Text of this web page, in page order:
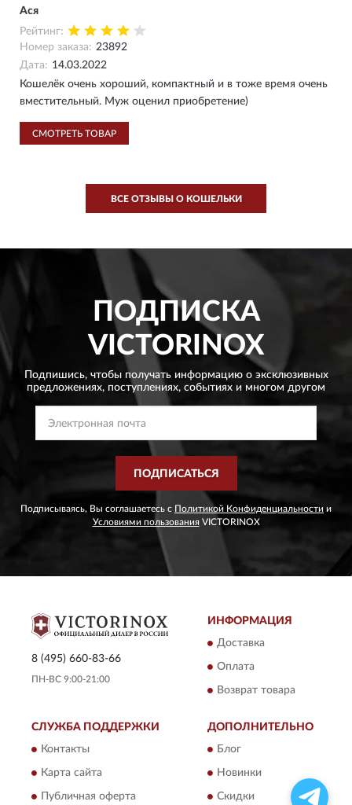
Ася
Рейтинг:
Номер заказа: 23892
Дата: 14.03.2022
Кошелёк очень хороший, компактный и в тоже время очень
вместительный. Муж оценил приобретение)
СМОТРЕТЬ ТОВАР
ВСЕ ОТЗЫВЫ О КОШЕЛЬКИ
ПОДПИСКА
VICTORINOX
Подпишись, чтобы получать информацию о эксклюзивных
предложениях, поступлениях, событиях и многом другом
ПОДПИСАТЬСЯ
Подписываясь, Вы соглашаетесь с Политикой Конфиденциальности и
Условиями пользованияVICTORINOX
8 (495) 660-83-66
ПН-ВС 9:00-21:00
ИНФОРМАЦИЯ
Доставка
Оплата
Возврат товара
СЛУЖБА ПОДДЕРЖКИ
Контакты
Карта сайта
Публичная оферта
ДОПОЛНИТЕЛЬНО
Блог
Новинки
Скидки